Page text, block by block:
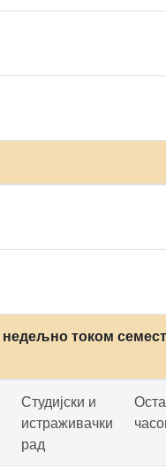
недељно током
Студијски и
истраживачки
рад